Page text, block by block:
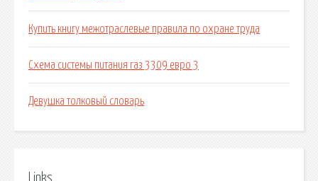
Купить книгу межотраслевые правила по охране труда
Схема системы питания газ 3309 евро 3
Девушка толковый словарь